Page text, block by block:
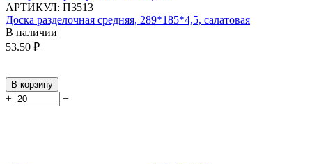
АРТИКУЛ: П3513
Доска разделочная средняя, 289*185*4,5, салатовая
В наличии
53.50 ₽
В корзину
+ −